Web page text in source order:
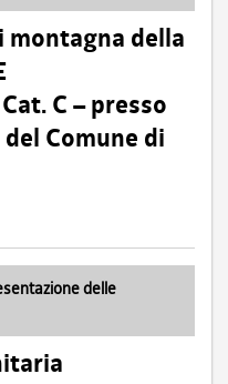
montagna della
C – presso
Comune di
delle